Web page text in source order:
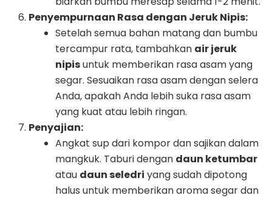
Penyempurnaan Rasa dengan Jeruk Nipis:
Setelah semua bahan matang dan bumbu
tercampur rata, tambahkan air jeruk
nipisuntuk memberikan rasa asam yang
segar. Sesuaikan rasa asam dengan selera
Anda, apakah Anda lebih suka rasa asam
yang kuat atau lebih ringan.
Penyajian:
Angkat sup dari kompor dan sajikan dalam
mangkuk. Taburi dengan daun ketumbar
atau daun seledri yang sudah dipotong
halus untuk memberikan aroma segar dan